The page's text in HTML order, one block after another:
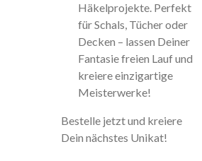
Häkelprojekte. Perfekt
für Schals, Tücher oder
Decken – lassen Deiner
Fantasie freien Lauf und
kreiere einzigartige
Meisterwerke!
Bestelle jetzt und kreiere
Dein nächstes Unikat!